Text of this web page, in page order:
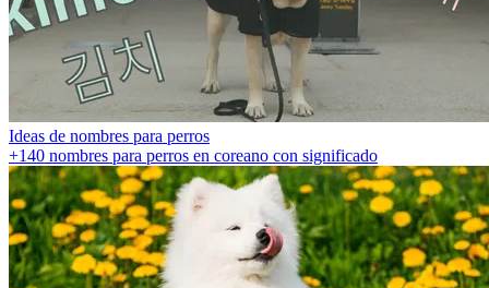
Ideas de nombres para perros
+140 nombres para perros en coreano con significado